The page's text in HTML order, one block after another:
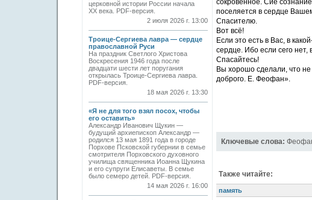
церковной истории России начала
ХХ века. PDF-версия.
2 июля 2026 г. 13:00
Троице-Сергиева лавра — сердце
православной Руси
На праздник Светлого Христова
Воскресения 1946 года после
двадцати шести лет поругания
открылась Троице-Сергиева лавра.
PDF-версия.
18 мая 2026 г. 13:30
«Я не для того взял посох, чтобы
его оставить»
Александр Иванович Щукин —
будущий архиепископ Александр —
родился 13 мая 1891 года в городе
Порхове Псковской губернии в семье
смотрителя Порховского духовного
училища священника Иоанна Щукина
и его супруги Елисаветы. В семье
было семеро детей. PDF-версия.
14 мая 2026 г. 16:00
сокровенное. Сие
поселяется в сердце
Спасителю.
Вот всё!
Если это есть в Вас, в
сердце. Ибо если сего нет,
Спасайтесь!
Вы хорошо сделали, что
доброго. Е. Феофан».
Ключевые слова:
Также читайте:
память